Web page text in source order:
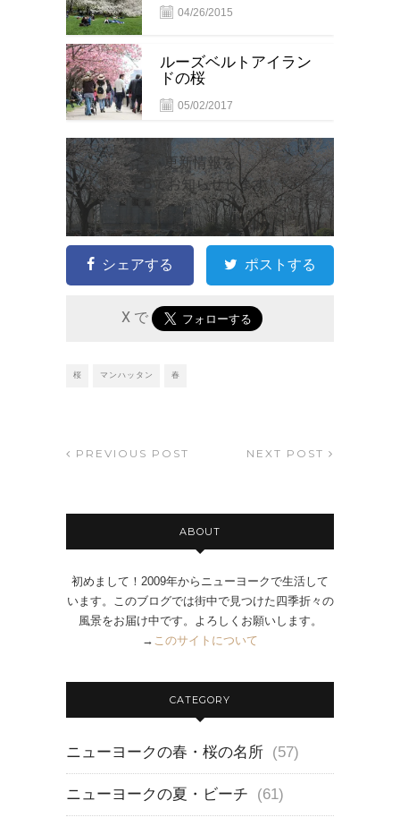
04/26/2015
05/02/2017
ルーズベルトアイラン
ドの桜
更新情報を
FBでお知らせします
シェアする ポストする
X で
桜 マンハッタン 春
PREVIOUS POST NEXT POST
ABOUT
初めまして！2009年からニューヨークで生活して
います。このブログでは街中で見つけた四季折々の
風景をお届け中です。よろしくお願いします。
→ このサイトについて
CATEGORY
ニューヨークの春・桜の名所 (57)
ニューヨークの夏・ビーチ (61)